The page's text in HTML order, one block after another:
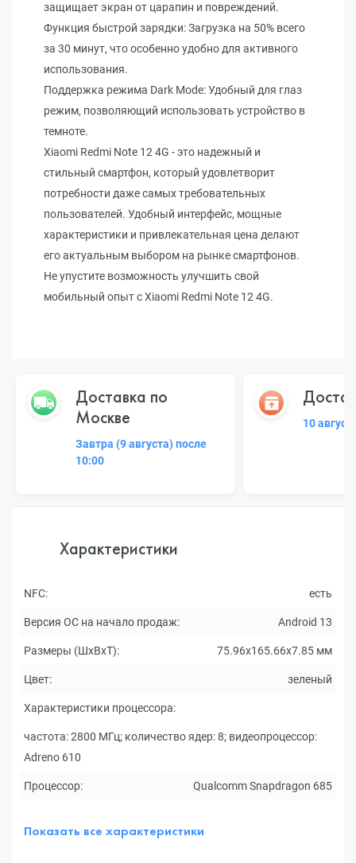
защищает экран от царапин и повреждений.
Функция быстрой зарядки: Загрузка на 50% всего
за 30 минут, что особенно удобно для активного
использования.
Поддержка режима Dark Mode: Удобный для глаз
режим, позволяющий использовать устройство в
темноте.
Xiaomi Redmi Note 12 4G - это надежный и
стильный смартфон, который удовлетворит
потребности даже самых требовательных
пользователей. Удобный интерфейс, мощные
характеристики и привлекательная цена делают
его актуальным выбором на рынке смартфонов.
Не упустите возможность улучшить свой
мобильный опыт с Xiaomi Redmi Note 12 4G.
Доставка по
Москве
Завтра (9 августа) после
10:00
10
Характеристики
NFC: есть
Версия ОС на начало продаж: Android 13
Размеры (ШxВxТ): 75.96x165.66x7.85 мм
Цвет: зеленый
Характеристики процессора:
частота: 2800 МГц; количество ядер: 8; видеопроцессор:
Adreno 610
Процессор: Qualcomm Snapdragon 685
Показать все характеристики